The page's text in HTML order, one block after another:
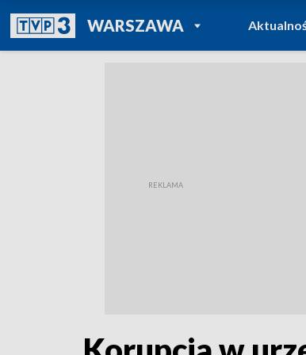
WARSZAWAPOWRÓT DO
TVP REGIONY